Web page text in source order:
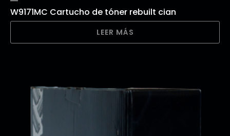
W9171MC Cartucho de tóner rebuilt cian
LEER MÁS